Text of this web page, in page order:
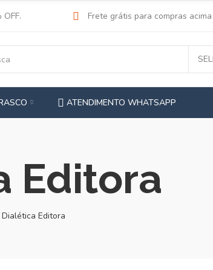
OFF. Frete grátis para compras
ATENDIMENTO WHATSAPP
Editora
Dialética Editora